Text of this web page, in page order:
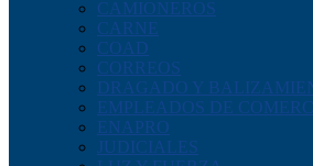
CAMIONEROS
CARNE
COAD
CORREOS
DRAGADO Y
EMPLEADOS DE
ENAPRO
JUDICIALES